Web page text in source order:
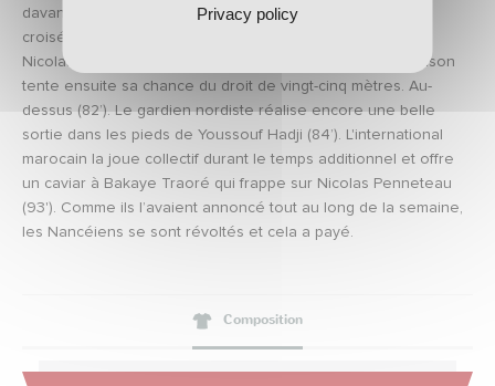
davantage de sérénité. Après une demi-volée pas assez
croisée (76’), Marama Vahirua lance Youssouf Hadji mais
Nicolas Penneteau s’empare du ballon (78’). Jonathan Brison
tente ensuite sa chance du droit de vingt-cinq mètres. Au-
dessus (82’). Le gardien nordiste réalise encore une belle
sortie dans les pieds de Youssouf Hadji (84’). L'international
marocain la joue collectif durant le temps additionnel et offre
un caviar à Bakaye Traoré qui frappe sur Nicolas Penneteau
(93'). Comme ils l’avaient annoncé tout au long de la semaine,
les Nancéiens se sont révoltés et cela a payé.
Composition
Privacy policy